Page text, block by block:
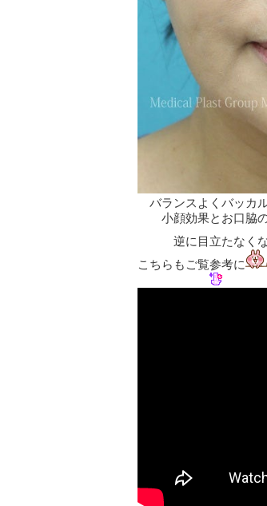
バランスよくバッカ
小顔効果とお口脇の
逆に目立たなくな
こちらもご覧参考に